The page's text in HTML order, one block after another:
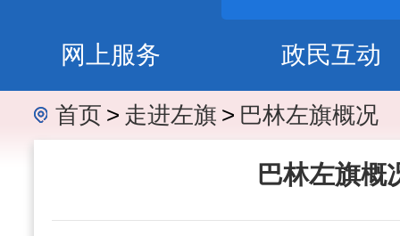
网上服务 政民互动
首页 > 走进左旗 > 巴林左旗概况
巴林左旗概